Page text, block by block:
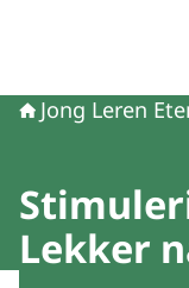
Naar
Jong Leren
Lekker